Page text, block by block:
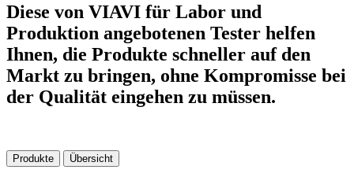
Diese von VIAVI für Labor und
Produktion angebotenen Tester helfen
Ihnen, die Produkte schneller auf den
Markt zu bringen, ohne Kompromisse bei
der Qualität eingehen zu müssen.
Produkte Übersicht